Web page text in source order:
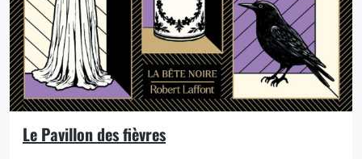
Le Pavillon des fièvres